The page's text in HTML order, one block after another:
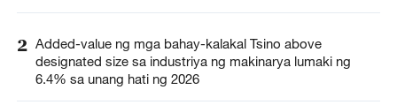
2 Added-value ng mga bahay-kalakal Tsino above
designated size sa industriya ng makinarya lumaki ng
6.4% sa unang hati ng 2026